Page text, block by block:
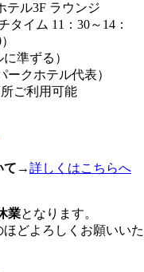
テル3F ラウンジ
イム 11：30～14：
準ずる）
ークホテル代表）
ご利用可能
て →詳しくはこちらへ
業となります。
どよろしくお願いいた